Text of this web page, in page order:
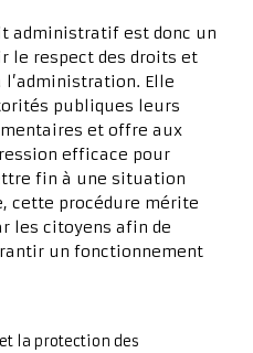
administratif est donc un
le respect des droits et
l’administration. Elle
publiques leurs
et offre aux
efficace pour
fin à une situation
cette procédure mérite
les citoyens afin de
un fonctionnement
la protection des